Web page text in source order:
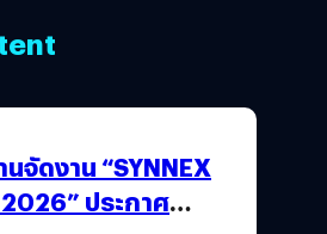
นจัดงาน “SYNNEX
2026” ประกาศ